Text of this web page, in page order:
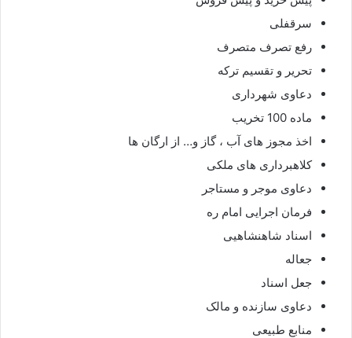
سرقفلی
رفع تصرف متصرف
تحریر و تقسیم ترکه
دعاوی شهرداری
ماده 100 تخریب
اخذ مجوز های آب ، گاز و… از ارگان ها
کلاهبرداری های ملکی
دعاوی موجر و مستاجر
فرمان اجرایی امام ره
اسناد شاهنشاهیی
جعاله
جعل اسناد
دعاوی سازنده و مالک
منابع طبیعی